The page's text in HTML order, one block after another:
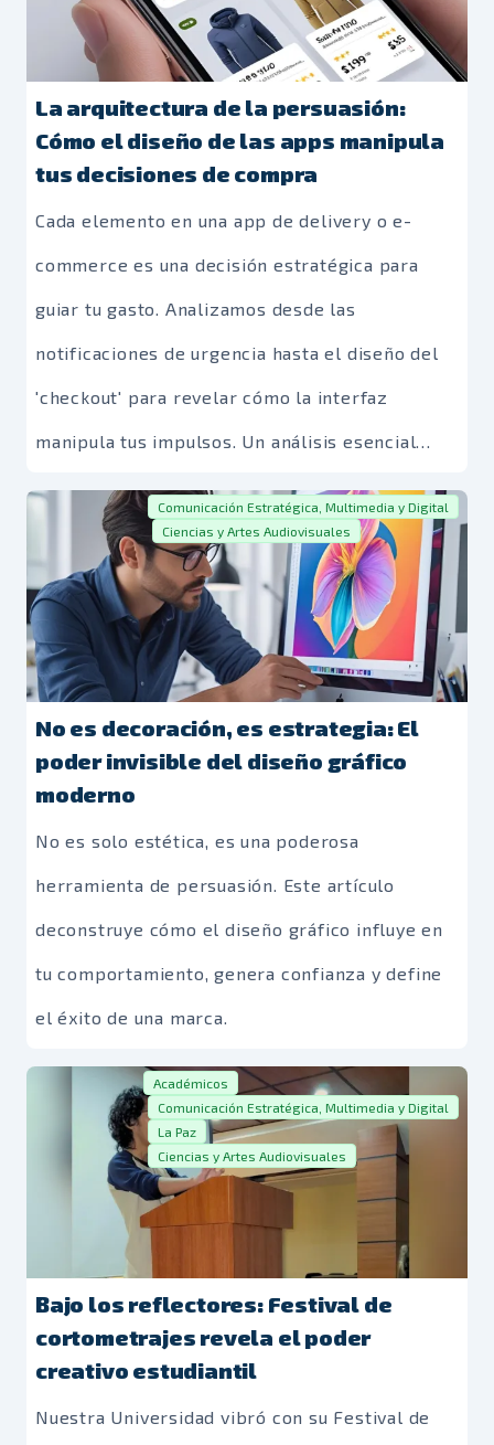
La arquitectura de la persuasión:
Cómo el diseño de las apps manipula
tus decisiones de compra
Cada elemento en una app de delivery o e-
commerce es una decisión estratégica para
guiar tu gasto. Analizamos desde las
notificaciones de urgencia hasta el diseño del
'checkout' para revelar cómo la interfaz
manipula tus impulsos. Un análisis esencial
para el consumidor digital consciente.
Comunicación Estratégica, Multimedia y Digital
Ciencias y Artes Audiovisuales
No es decoración, es estrategia: El
poder invisible del diseño gráfico
moderno
No es solo estética, es una poderosa
herramienta de persuasión. Este artículo
deconstruye cómo el diseño gráfico influye en
tu comportamiento, genera confianza y define
el éxito de una marca.
Académicos
Comunicación Estratégica, Multimedia y Digital
La Paz
Ciencias y Artes Audiovisuales
Bajo los reflectores: Festival de
cortometrajes revela el poder
creativo estudiantil
Nuestra Universidad vibró con su Festival de